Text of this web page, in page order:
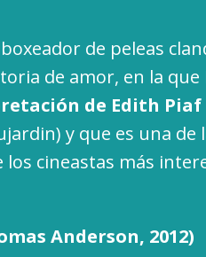
de peleas
de amor, en la que
de Edith Piaf
y que es una de
cineastas más
Anderson, 2012)